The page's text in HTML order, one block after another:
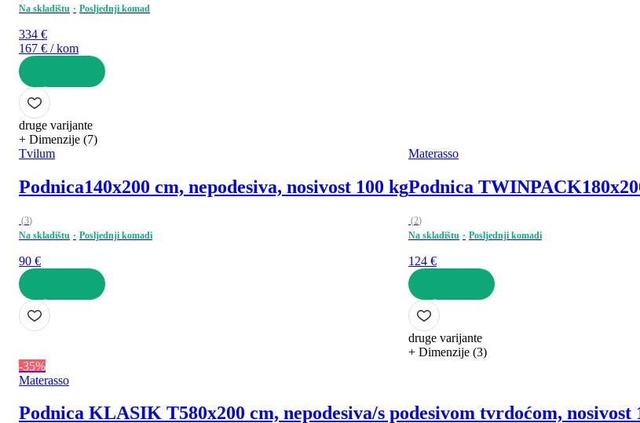
Na skladištu
Posljednji komad
334 €
167 € / kom
U KOŠARICU
druge varijante
+ Dimenzije (7)
Tvilum
Podnica140x200 cm, nepodesiva, nosivost 100 kg
(3)
Na skladištu
Posljednji komadi
90 €
U KOŠARICU
Materasso
Podnica TWINPACK
(2)
Na skladištu
Posljednji komadi
124 €
U KOŠARICU
druge varijante
+ Dimenzije (3)
-35%
Materasso
Podnica KLASIK T580x200 cm, nepodesiva/s podesivom tvrdoćom, nosivost